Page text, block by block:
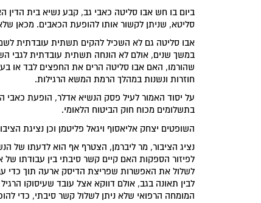
ביום בו חש אבו סליטה כאבי גב, קבע נשיא בית
סליטא, שניתן לקשור אותו להופעת הכאבים. מכאן
אבו סליטה גם לא השכיל להקים תשתית עובדתית
במשך שנים, אולם לא הונחה תשתית עובדתית לגבי
שהורמו, האם אבו סליטה הרים את החפצים לבד או
חוזרות ונשנות במהלך הרמת המשא הרגילות.
על יסוד האמור לעיל פסק הנשיא אדלר, הופעת כאבי
בתשלומים מכוח חוק הביטוח הלאומי.
השופטים יצחק אליאסוף ויגאל פליטמן וכן נציגת
נציג הציבור, מר ליברמן, הצטרף אף הוא לדעתו של
לפיזור הספקות האם קיים קשר סיבתי בין עבודתו של
לשלול את האפשרות שפריצת הדיסק ארעה תוך כדי
לבין תאונה בגב, אולם דווקא אצל עובד שעיסוקו
המומחה הרפואי שלא ניתן לשלול קשר סיבתי, כדי